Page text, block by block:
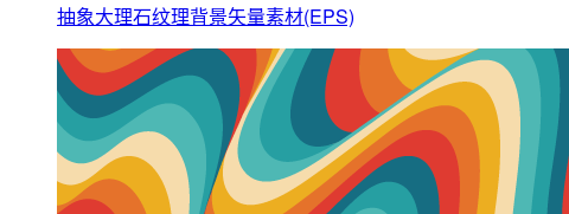
抽象大理石纹理背景矢量素材(EPS)